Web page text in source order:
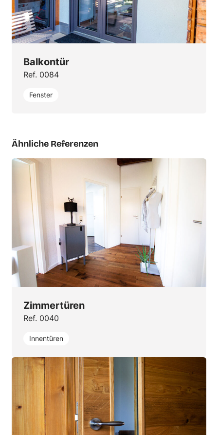
Balkontür
Ref. 0084
Fenster
Ähnliche Referenzen
Zimmertüren
Ref. 0040
Innentüren